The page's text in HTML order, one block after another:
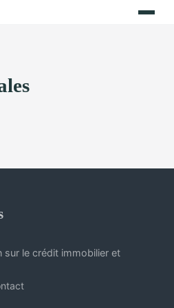
le crédit immobilier et